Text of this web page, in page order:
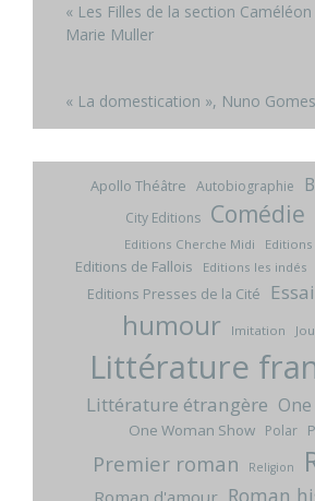
« Les Filles de la section
Marie Muller
« La domestication », Nuno
Apollo Théâtre Autobiographie
City Editions Comédie
Editions Cherche Midi
Editions de Fallois Editions les indés
Editions Presses de la Cité Essai
humour Imitation
Littérature
Littérature étrangère
One Woman Show Polar
Premier roman Religion